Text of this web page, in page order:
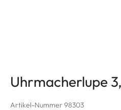
Uhrmacherlupe
Artikel-Nummer 98303